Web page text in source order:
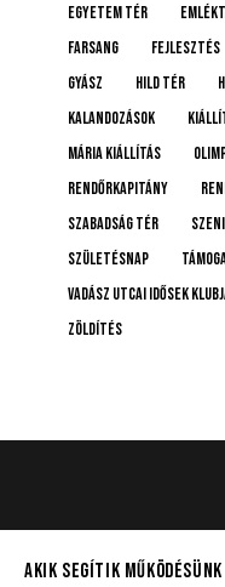
Egyetem tér
farsang
fejlesztés
gyász
Hild tér
Kalandozások
Mária kiállítás
rendőrkapitány
Szabadság tér
születésnap
Vadász Utcai Idősek
Zöldítés
AKIK SEGÍTIK MŰKÖDÉSÜNK